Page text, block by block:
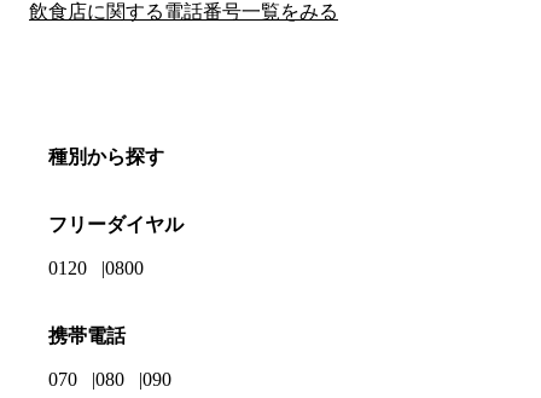
飲食店に関する電話番号一覧をみる
種別から探す
フリーダイヤル
0120 0800
携帯電話
070 080 090